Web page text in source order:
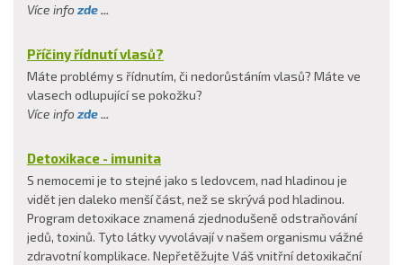
Více info zde...
Příčiny řídnutí vlasů?
Máte problémy s řídnutím, či nedorůstáním vlasů? Máte ve
vlasech odlupující se pokožku?
Více info zde...
Detoxikace - imunita
S nemocemi je to stejné jako s ledovcem, nad hladinou je
vidět jen daleko menší část, než se skrývá pod hladinou.
Program detoxikace znamená zjednodušeně odstraňování
jedů, toxinů. Tyto látky vyvolávají v našem organismu vážné
zdravotní komplikace. Nepřetěžujte Váš vnitřní detoxikační